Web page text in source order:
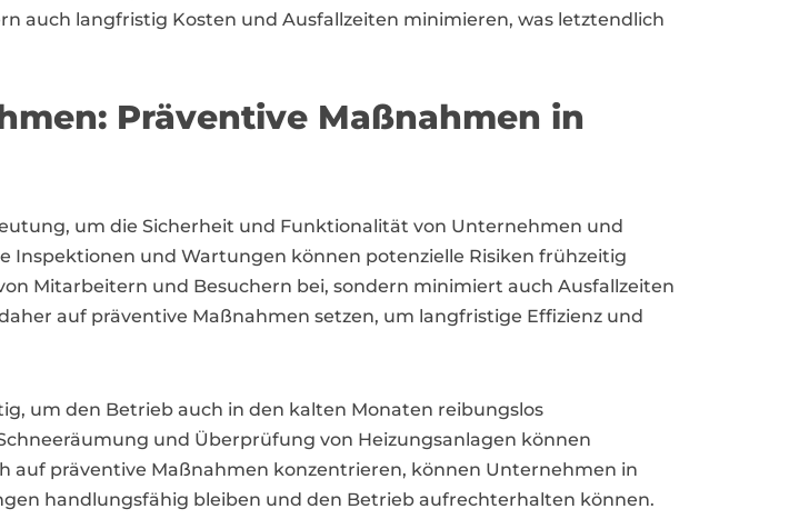
auch langfristig Kosten und Ausfallzeiten minimieren, was letztendlich
Präventive Maßnahmen in
um die Sicherheit und Funktionalität von Unternehmen und
und Wartungen können potenzielle Risiken frühzeitig
Mitarbeitern und Besuchern bei, sondern minimiert auch Ausfallzeiten
auf präventive Maßnahmen setzen, um langfristige Effizienz und
um den Betrieb auch in den kalten Monaten reibungslos
und Überprüfung von Heizungsanlagen können
präventive Maßnahmen konzentrieren, können Unternehmen in
handlungsfähig bleiben und den Betrieb aufrechterhalten können.